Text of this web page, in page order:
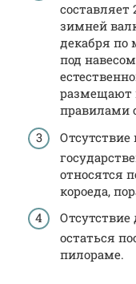
составляет
зимней
декабря по
под
размещают
правилами
относятся
короеда,
Отсутствие
остаться
пилораме.